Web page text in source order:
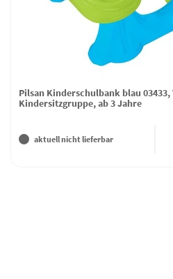
Pilsan Kinderschulbank blau
Kindersitzgruppe, ab 3 Jahre
aktuell nicht lieferbar